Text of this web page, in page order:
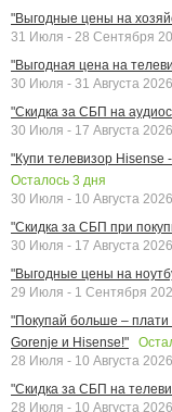
"Выгодные цены на
31 Июля - 28 Сентября
"Выгодная цена на
30 Июля - 31 Августа 2026
"Скидка за СБП на
30 Июля - 17 Августа 2026
"Купи телевизор Hisense
Осталось 3 дня
30 Июля - 10 Августа 2026
"Скидка за СБП при
30 Июля - 17 Августа 2026
"Выгодные цены на
29 Июля - 1 Сентября
"Покупай больше –
Gorenje и Hisense!"
28 Июля - 10 Августа 2026
"Скидка за СБП на
28 Июля - 10 Августа 2026